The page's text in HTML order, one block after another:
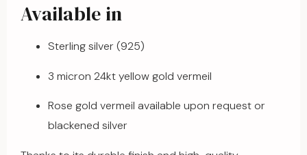
Available in
Sterling silver (925)
3 micron 24kt yellow gold vermeil
Rose gold vermeil available upon request or
blackened silver